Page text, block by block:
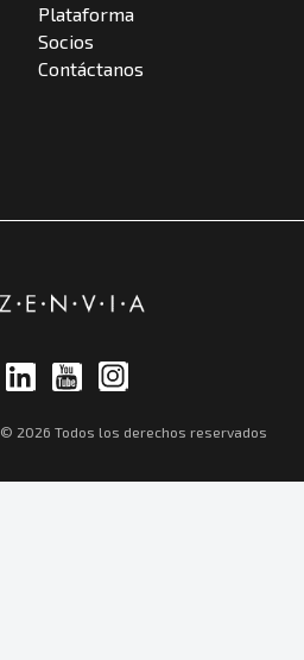
Plataforma
Socios
Contáctanos
2026 Todos los derechos reservados